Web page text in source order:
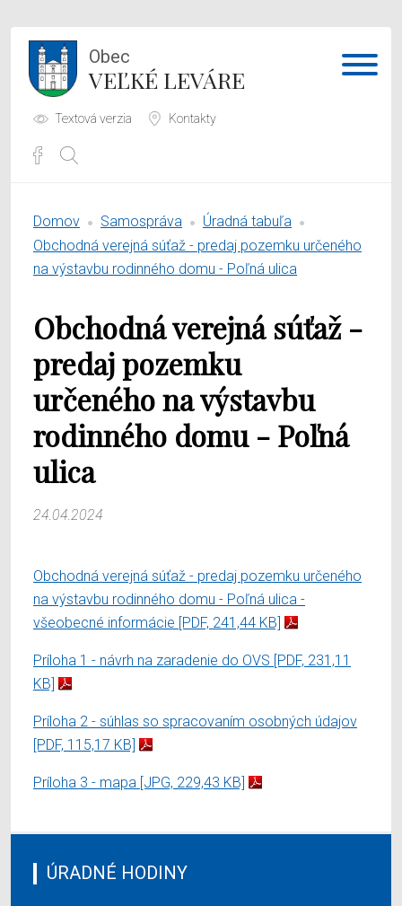
Obec
VEĽKÉ LEVÁRE
Textová verzia Kontakty
Samospráva
O obci
Domov Samospráva
Úradná tabuľa
Obchodná verejná súťaž - predaj pozemku určeného
na výstavbu rodinného domu - Poľná ulica
Obchodná verejná súťaž -
predaj pozemku
určeného na výstavbu
rodinného domu - Poľná
ulica
24.04.2024
Obchodná verejná súťaž - predaj pozemku určeného
na výstavbu rodinného domu - Poľná ulica -
všeobecné informácie [PDF, 241,44 KB]
Príloha 1 - návrh na zaradenie do OVS [PDF, 231,11
KB]
Príloha 2 - súhlas so spracovaním osobných údajov
[PDF, 115,17 KB]
Príloha 3 - mapa [JPG, 229,43 KB]
ÚRADNÉ HODINY